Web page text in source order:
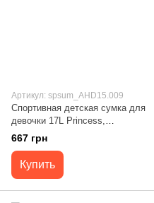
Артикул: spsum_AHD15.009
Спортивная детская сумка для
девочки 17L Princess,
Принцессы
667 грн
Купить